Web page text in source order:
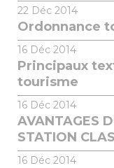
22 Déc 2014
Ordonnance
16 Déc 2014
Principaux
tourisme
16 Déc 2014
AVANTAGES
STATION
16 Déc 2014